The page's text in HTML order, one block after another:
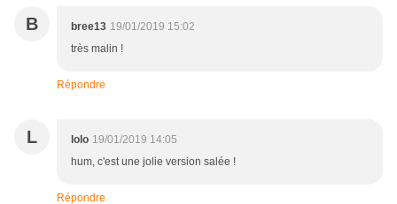
B bree13 19/01/2019 15:02
très malin !
Répondre
L lolo 19/01/2019 14:05
hum, c'est une jolie version salée !
Répondre